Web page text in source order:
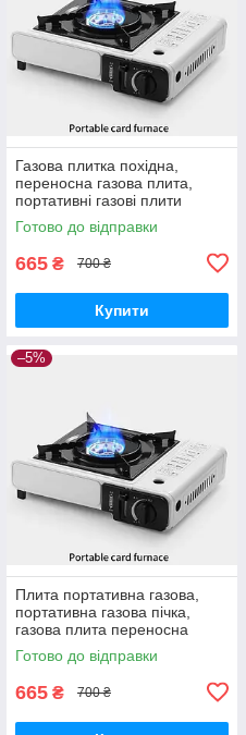
Газова плитка похідна,
переносна газова плита,
портативні газові плити
Готово до відправки
665 ₴ 700 ₴
Купити
–5%
Плита портативна газова,
портативна газова пічка,
газова плита переносна
Готово до відправки
665 ₴ 700 ₴